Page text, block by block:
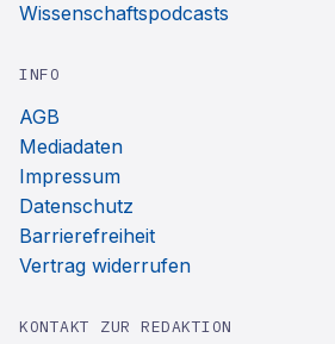
Wissenschaftspodcasts
INFO
AGB
Mediadaten
Impressum
Datenschutz
Barrierefreiheit
Vertrag widerrufen
KONTAKT ZUR REDAKTION